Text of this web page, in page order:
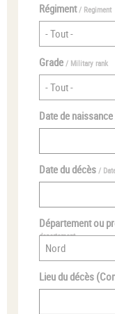
Régiment/ Regiment
Grade / Military rank
Date de naissance
Date du décès /
Département ou
departement
Lieu du décès